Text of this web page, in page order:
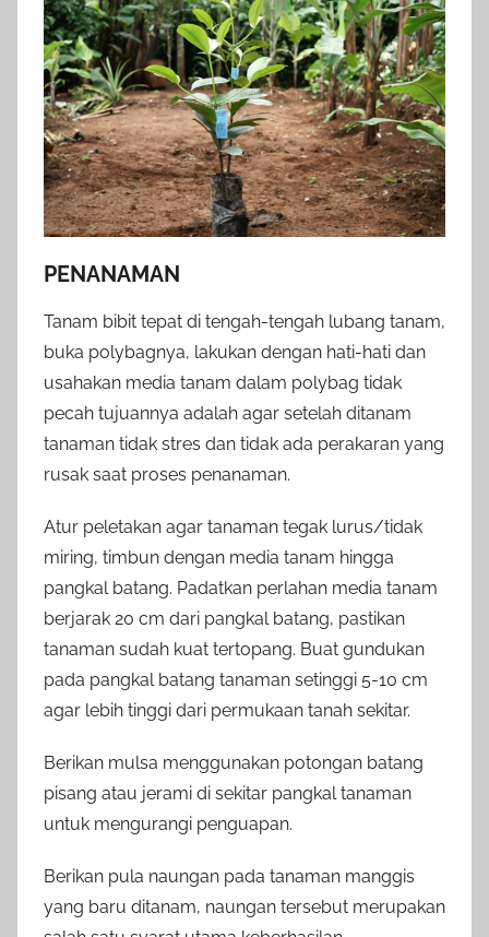
PENANAMAN
Tanam bibit tepat di tengah-tengah lubang tanam,
buka polybagnya, lakukan dengan hati-hati dan
usahakan media tanam dalam polybag tidak
pecah tujuannya adalah agar setelah ditanam
tanaman tidak stres dan tidak ada perakaran yang
rusak saat proses penanaman.
Atur peletakan agar tanaman tegak lurus/tidak
miring, timbun dengan media tanam hingga
pangkal batang. Padatkan perlahan media tanam
berjarak 20 cm dari pangkal batang, pastikan
tanaman sudah kuat tertopang. Buat gundukan
pada pangkal batang tanaman setinggi 5-10 cm
agar lebih tinggi dari permukaan tanah sekitar.
Berikan mulsa menggunakan potongan batang
pisang atau jerami di sekitar pangkal tanaman
untuk mengurangi penguapan.
Berikan pula naungan pada tanaman manggis
yang baru ditanam, naungan tersebut merupakan